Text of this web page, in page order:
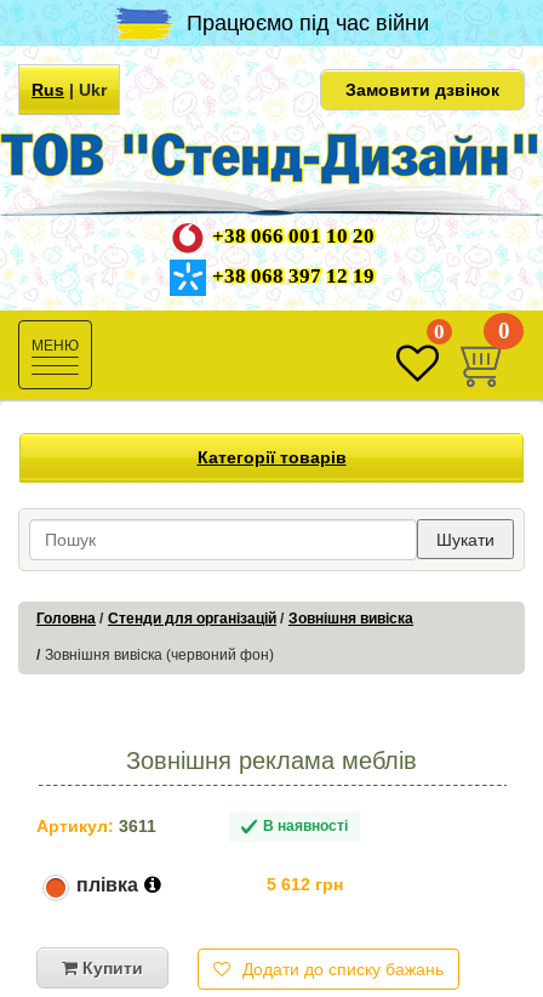
Працюємо під час війни
Rus|Ukr Замовити дзвінок
+38 066 001 10 20
+38 068 397 12 19
Toggle
navigation
0 0
Категорії товарів
Шукати
Головна Стенди для організацій Зовнішня вивіска
Зовнішня вивіска (червоний фон)
Зовнішня реклама меблів
Артикул: 3611 В наявності
плівка 5 612 грн
Купити Додати до списку бажань